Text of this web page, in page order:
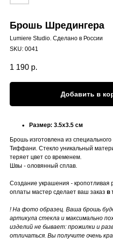
Брошь Шредингера
Lumiere Studio. Сделано в России
SKU: 0041
1 190 р.
Добавить в
Размер: 3.5х3.5 см
Брошь изготовлена из специального
Тиффани. Стекло уникальный
теряет цвет со временем.
Швы - оловянный сплав.
Создание украшения - кропотливая
оплаты мастер сделает ваш заказ в
! На фото образец. Ваша брошь
артикула стекла и максимально
изделий не бывает: прожилки и
отличаться. Вы получите очень